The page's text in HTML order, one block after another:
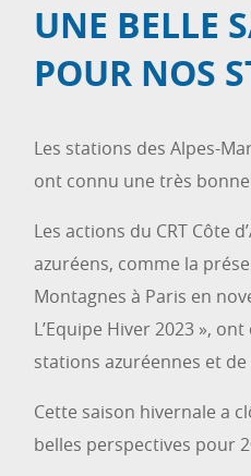
UNE BELLE
POUR NOS
Les stations des Alpes-
ont connu une très
Les actions du CRT Côte
azuréens, comme la
Montagnes à Paris en
L’Equipe Hiver 2023 »,
stations azuréennes et
Cette saison hivernale a
belles perspectives pour